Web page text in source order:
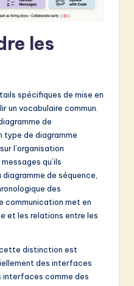
les
spécifiques de mise en
un vocabulaire commun.
de
type de diagramme
l’organisation
qu’ils
de séquence,
des
communication met en
et les relations entre les
cette distinction est
des interfaces
interfaces comme des